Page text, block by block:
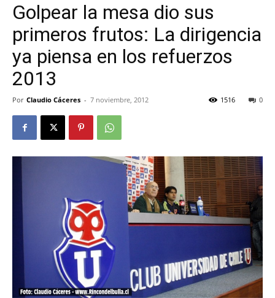
Golpear la mesa dio sus
primeros frutos: La dirigencia
ya piensa en los refuerzos
2013
Por Claudio Cáceres - 7 noviembre, 2012 0
1516